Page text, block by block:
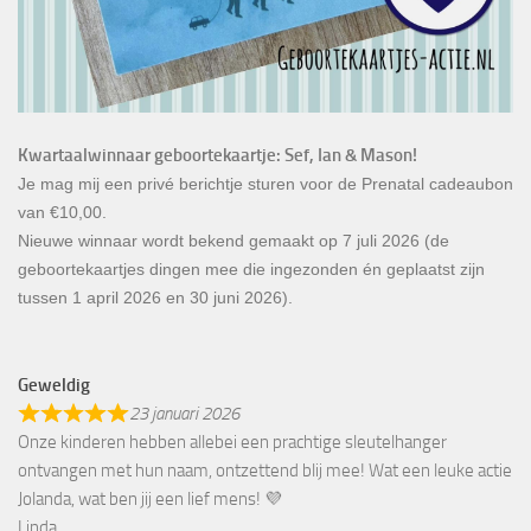
Kwartaalwinnaar geboortekaartje: Sef, Ian & Mason!
Je mag mij een privé berichtje sturen voor de Prenatal cadeaubon
van €10,00.
Nieuwe winnaar wordt bekend gemaakt op 7 juli 2026 (de
geboortekaartjes dingen mee die ingezonden én geplaatst zijn
tussen 1 april 2026 en 30 juni 2026).
Geweldig
23 januari 2026
Onze kinderen hebben allebei een prachtige sleutelhanger
ontvangen met hun naam, ontzettend blij mee! Wat een leuke actie
Jolanda, wat ben jij een lief mens! 💜